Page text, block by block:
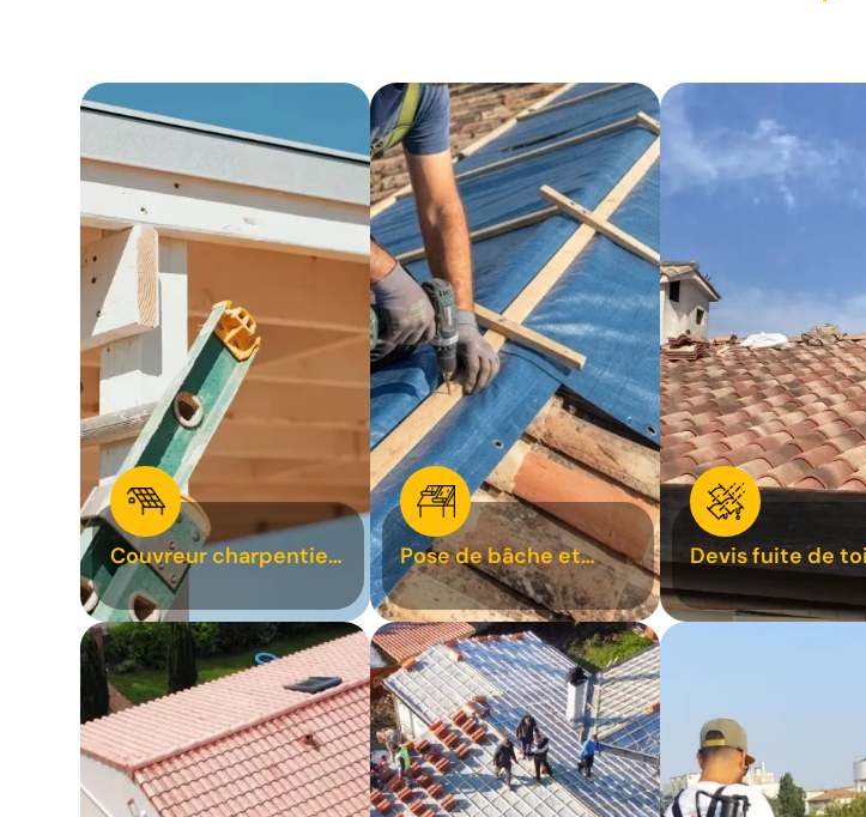
Couvreur charpentier
31
Pose de bâche et
bâchage de toiture 31
Devis fuite de
31